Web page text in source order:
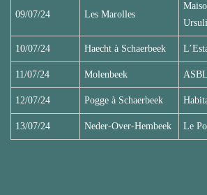
09/07/24 Les Marolles
10/07/24 Haecht à Schaerbeek
11/07/24 Molenbeek
12/07/24 Pogge à Schaerbeek
13/07/24 Neder-Over-Hembeek Le